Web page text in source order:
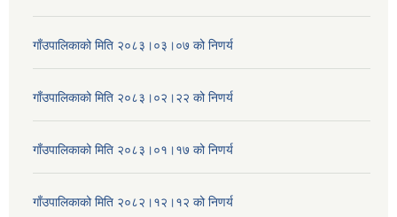
गाँउपालिकाको मिति २०८३।०३।०७ को निणर्य
गाँउपालिकाको मिति २०८३।०२।२२ को निणर्य
गाँउपालिकाको मिति २०८३।०१।१७ को निणर्य
गाँउपालिकाको मिति २०८२।१२।१२ को निणर्य